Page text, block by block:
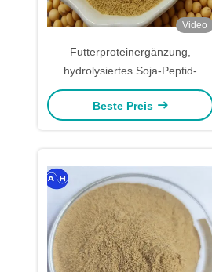
Video
Futterproteinergänzung,
hydrolysiertes Soja-Peptid-
Proteinpulver mit Rohprotein, 50
% Soja-Duftfabrik
Beste Preis